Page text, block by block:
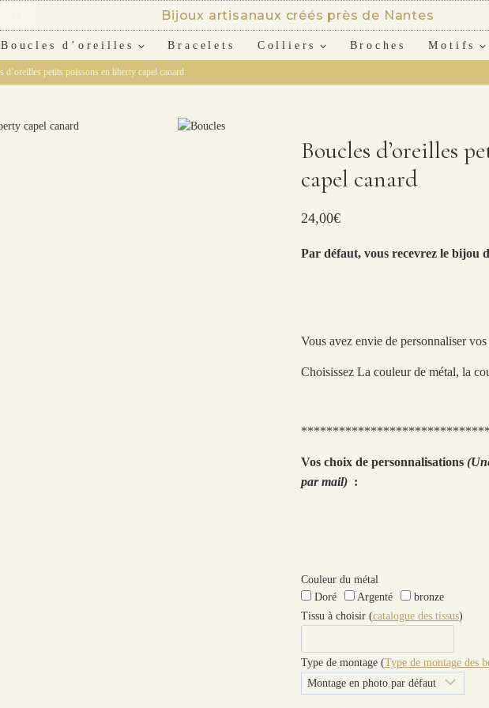
Bijoux artisanaux créés près de Nantes
Boucles d’oreilles Bracelets Colliers Broches Motifs
d’oreilles petits poissons en liberty capel canard
Boucles d’oreilles
capel canard
24,00€
Par défaut, vous recevrez le bijou
Vous avez envie de personnaliser
Choisissez La couleur de métal, la
Vos choix de personnalisations
par mail):
Couleur du métal
Doré
Argenté
bronze
Tissu à choisir (catalogue des tissus)
Type de montage (Type de montage des